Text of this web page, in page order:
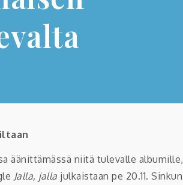
äänittämässä niitä tulevalle albumille,
Jalla, jalla julkaistaan pe 20.11. Sinkun